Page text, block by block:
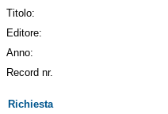
Titolo:
Editore:
Anno:
Record nr.
Richiesta